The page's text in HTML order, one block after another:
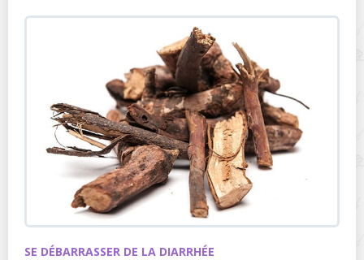
SE DÉBARRASSER DE LA DIARRHÉE